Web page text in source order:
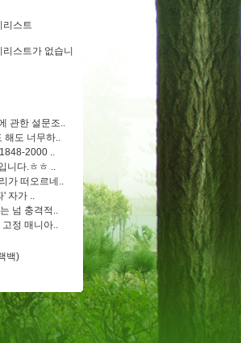
리스트
스트가 없습니
관한 설문조..
해도 너무하..
2000 ..
니다.ㅎㅎ ..
가 떠오르네..
' 자가 ..
넘 충격적..
고정 매니아..
백)